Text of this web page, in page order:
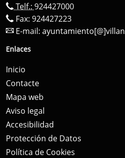
Telf.: 924427000
Fax: 924427223
E-mail:
Enlaces
Inicio
Contacte
Mapa web
Aviso legal
Accesibilidad
Protección de Datos
Política de Cookies